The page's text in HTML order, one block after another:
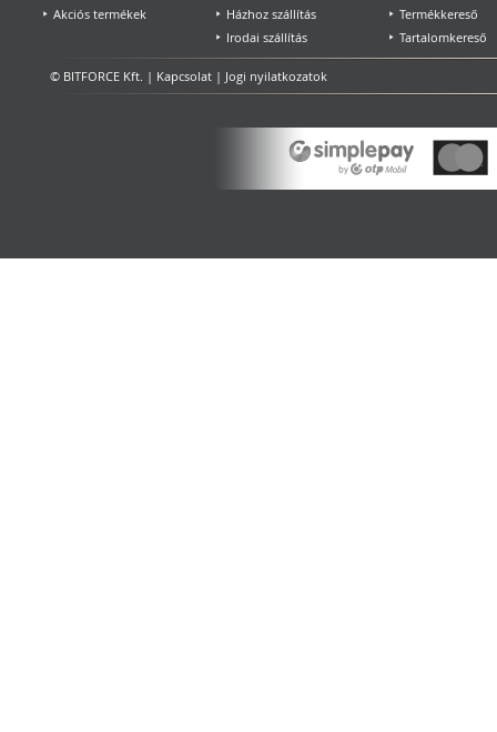
Akciós termékek
Házhoz szállítás
Irodai szállítás
Termékkereső
Tartalomkereső
© BITFORCE Kft. | Kapcsolat | Jogi nyilatkozatok